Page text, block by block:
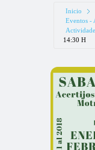
Inicio
Eventos -
14:30 H